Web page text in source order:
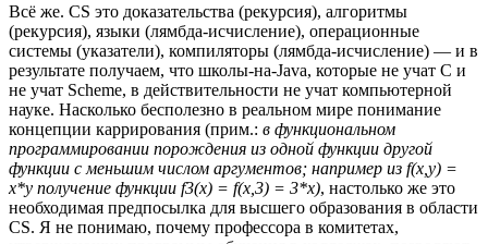
Всё же. CS это доказательства (рекурсия), алгоритмы
(рекурсия), языки (лямбда-исчисление), операционные
системы (указатели), компиляторы (лямбда-исчисление) — и в
результате получаем, что школы-на-Java, которые не учат С и
не учат Scheme, в действительности не учат компьютерной
науке. Насколько бесполезно в реальном мире понимание
концепции каррирования (прим.: в функциональном
программировании порождения из одной функции другой
функции с меньшим числом аргументов; например из f(x,y) =
x*y получение функции f3(x) = f(x,3) = 3*x), настолько же это
необходимая предпосылка для высшего образования в области
CS. Я не понимаю, почему профессора в комитетах,